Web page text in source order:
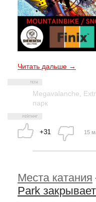
Читать дальше →
Megavalanche
парк
+31 15
Места катания
Park